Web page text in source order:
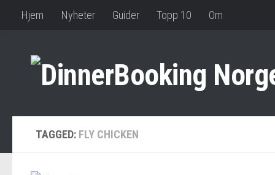
Hjem Nyheter Guider Topp 10 Om
TAGGED: FLY CHICKEN